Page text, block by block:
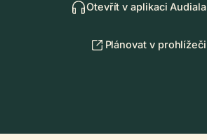
Otevřít v aplikaci Audiala
Plánovat v prohlížeči